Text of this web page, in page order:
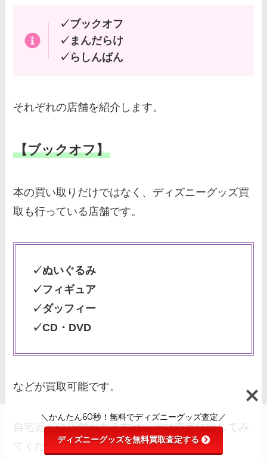
✓ブックオフ
✓まんだらけ
✓らしんばん
それぞれの店舗を紹介します。
【ブックオフ】
本の買い取りだけではなく、ディズニーグッズ買
取も行っている店舗です。
✓ぬいぐるみ
✓フィギュア
✓ダッフィー
✓CD・DVD
などが買取可能です。
自宅近くに店舗がある方は、ぜひ査定に出してみ
てくださいね。
＼かんたん60秒！無料でディズニーグッズ査定／
ディズニーグッズを無料買取査定する